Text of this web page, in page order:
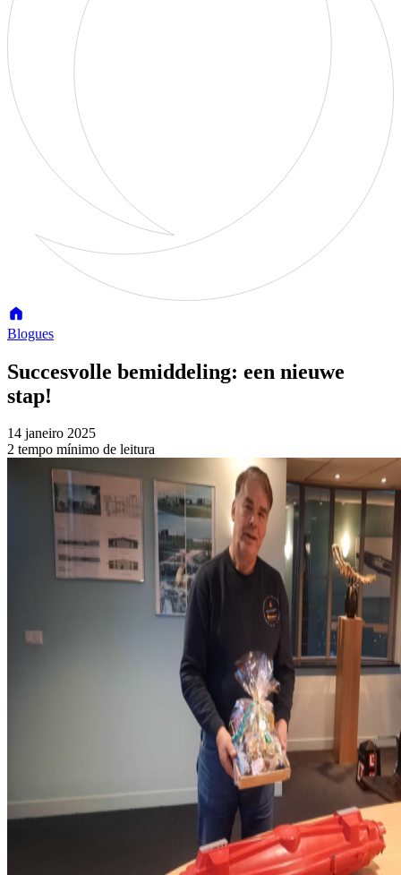
Blogues
Succesvolle bemiddeling: een nieuwe
stap!
14 janeiro 2025
2 tempo mínimo de leitura